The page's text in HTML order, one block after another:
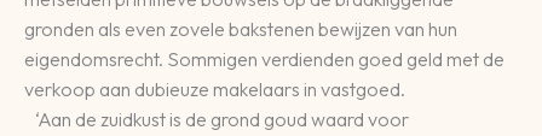
gronden als even zovele bakstenen bewijzen van hun
eigendomsrecht. Sommigen verdienden goed geld met de
verkoop aan dubieuze makelaars in vastgoed.
‘Aan de zuidkust is de grond goud waard voor